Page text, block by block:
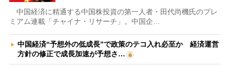
中国経済に精通する中国株投資の第一人者・田代尚機氏のプレ
ミアム連載「チャイナ・リサーチ」。中国企…
中国経済“予想外の低成長”で政策のテコ入れ必至か 経済運営
方針の修正で成長加速が予想さ…